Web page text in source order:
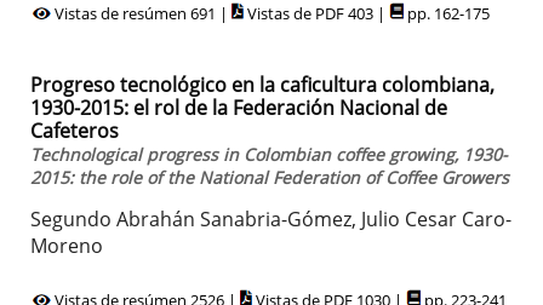
Vistas de resúmen 691 | Vistas de PDF 403 | pp. 162-175
Progreso tecnológico en la caficultura colombiana,
1930-2015: el rol de la Federación Nacional de
Cafeteros
Technological progress in Colombian coffee growing, 1930-
2015: the role of the National Federation of Coffee Growers
Segundo Abrahán Sanabria-Gómez, Julio Cesar Caro-
Moreno
Vistas de resúmen 2526 | Vistas de PDF 1030 | pp. 223-241